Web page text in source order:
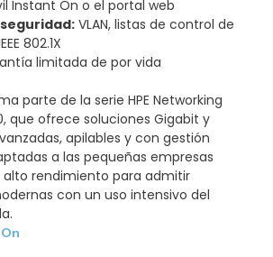
Instant On o el portal web
VLAN, listas de control de
802.1X
limitada de por vida
parte de la serie HPE Networking
que ofrece soluciones Gigabit y
apilables y con gestión
a las pequeñas empresas
rendimiento para admitir
con un uso intensivo del